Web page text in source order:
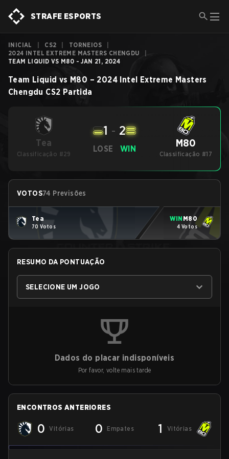
STRAFE ESPORTS
INICIAL CS2 TORNEIOS
2024 INTEL EXTREME MASTERS CHENGDU
TEAM LIQUID VS M80 - JAN 21, 2024
Team Liquid vs M80 – 2024 Intel Extreme Masters
Chengdu CS2 Partida
Tea
Classificação #29
LOSE
1 - 2
WIN M80
Classificação #17
VOTOS74 Previsões
Tea
70 Votos
WIN M80
4 Votos
RESUMO DA PONTUAÇÃO
SELECIONE UM JOGO
Dados do placar indisponíveis
Por favor, volte mais tarde
ENCONTROS ANTERIORES
0 Vitórias 0 Empates 1 Vitórias